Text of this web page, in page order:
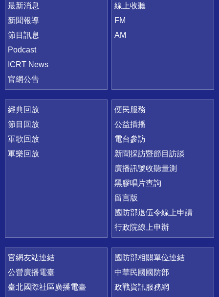
最新消息
新聞報導
節目訊息
Podcast
ICRT News
官網公告
線上收聽
FM
AM
經典回放
節目回放
軍歌回放
軍樂回放
便民服務
公益插播
電台參訪
新聞採訪暨節目訪談
廣播訊號收聽量測
黑膠唱片查詢
留言版
國防部退伍令線上申請
行政院線上申辦
官網友站連結
公營廣播電臺
臺北國際社區廣播電臺
國防部相關單位連結
中華民國國防部
政戰資訊服務網